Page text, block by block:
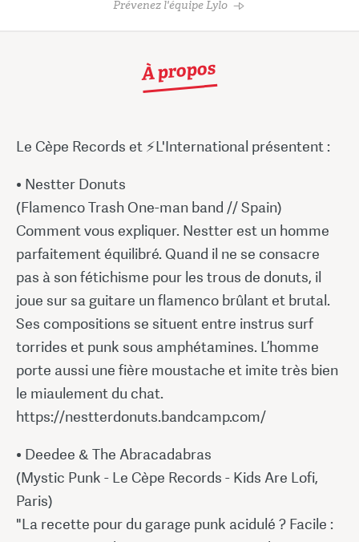
Prévenez l'équipe Lylo
À propos
Le Cèpe Records et ⚡️L'International présentent :
• Nestter Donuts
(Flamenco Trash One-man band // Spain)
Comment vous expliquer. Nestter est un homme
parfaitement équilibré. Quand il ne se consacre
pas à son fétichisme pour les trous de donuts, il
joue sur sa guitare un flamenco brûlant et brutal.
Ses compositions se situent entre instrus surf
torrides et punk sous amphétamines. L’homme
porte aussi une fière moustache et imite très bien
le miaulement du chat.
https://nestterdonuts.bandcamp.com/
• Deedee & The Abracadabras
(Mystic Punk - Le Cèpe Records - Kids Are Lofi,
Paris)
"La recette pour du garage punk acidulé ? Facile :